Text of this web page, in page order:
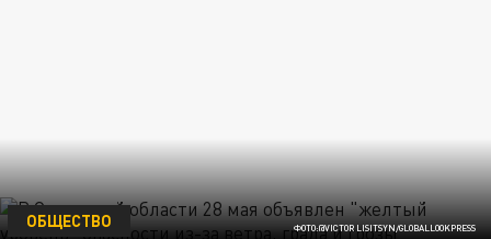
ФОТО:@VICTOR LISITSYN/GLOBALLOOKPRESS
ОБЩЕСТВО